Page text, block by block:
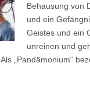
Behausung von
und ein
Geistes und ein
unreinen und
„Pandämonium“